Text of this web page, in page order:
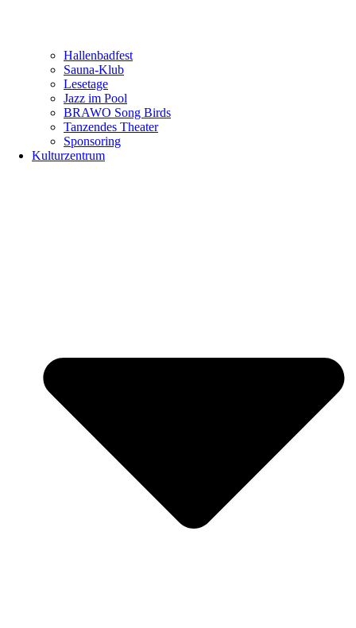
Hallenbadfest
Sauna-Klub
Lesetage
Jazz im Pool
BRAWO Song Birds
Tanzendes Theater
Sponsoring
Kulturzentrum